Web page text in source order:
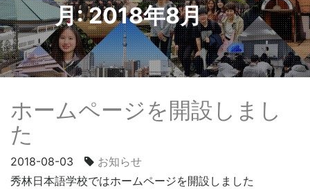
月:2018年8月
ホームページを開設しまし
た
2018-08-03
お知らせ
秀林日本語学校ではホームページを開設しました